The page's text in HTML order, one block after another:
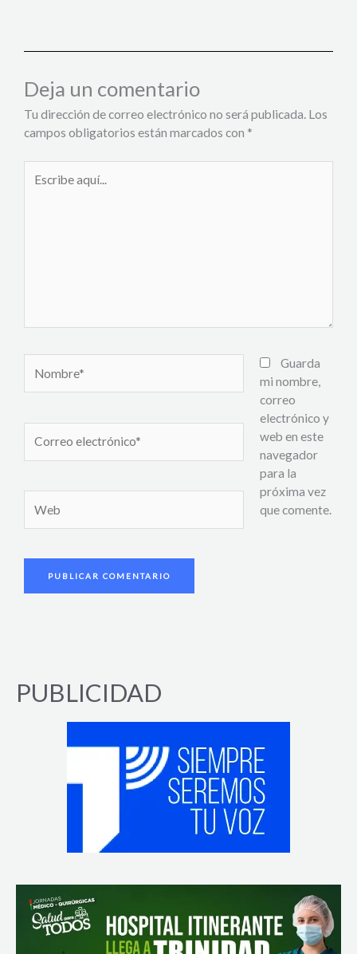
Deja un comentario
Tu dirección de correo electrónico no será publicada. Los
campos obligatorios están marcados con *
aquí...
electrónico*
Guarda
mi nombre,
correo
electrónico y
web en este
navegador
para la
próxima vez
que comente.
PUBLICIDAD